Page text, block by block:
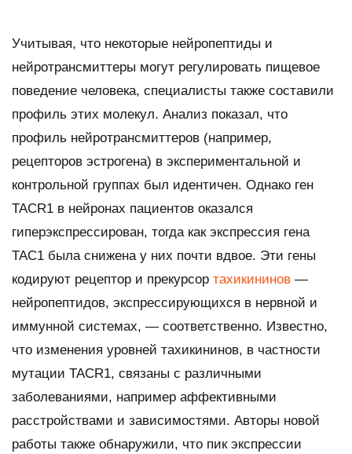
Учитывая, что некоторые нейропептиды и
нейротрансмиттеры могут регулировать пищевое
поведение человека, специалисты также составили
профиль этих молекул. Анализ показал, что
профиль нейротрансмиттеров (например,
рецепторов эстрогена) в экспериментальной и
контрольной группах был идентичен. Однако ген
TACR1 в нейронах пациентов оказался
гиперэкспрессирован, тогда как экспрессия гена
TAC1 была снижена у них почти вдвое. Эти гены
кодируют рецептор и прекурсор тахикининов —
нейропептидов, экспрессирующихся в нервной и
иммунной системах, — соответственно. Известно,
что изменения уровней тахикининов, в частности
мутации TACR1, связаны с различными
заболеваниями, например аффективными
расстройствами и зависимостями. Авторы новой
работы также обнаружили, что пик экспрессии